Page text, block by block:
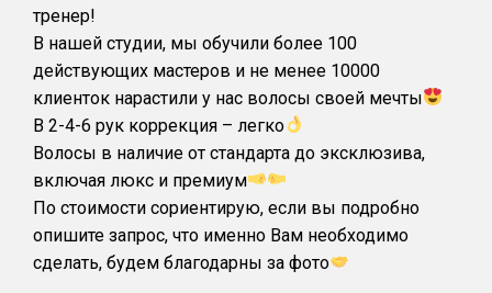
тренер!
В нашей студии, мы обучили более 100
действующих мастеров и не менее 10000
клиенток нарастили у нас волосы своей мечты
В 2-4-6 рук коррекция – легко
Волосы в наличие от стандарта до эксклюзива,
включая люкс и премиум
По стоимости сориентирую, если вы подробно
опишите запрос, что именно Вам необходимо
сделать, будем благодарны за фото